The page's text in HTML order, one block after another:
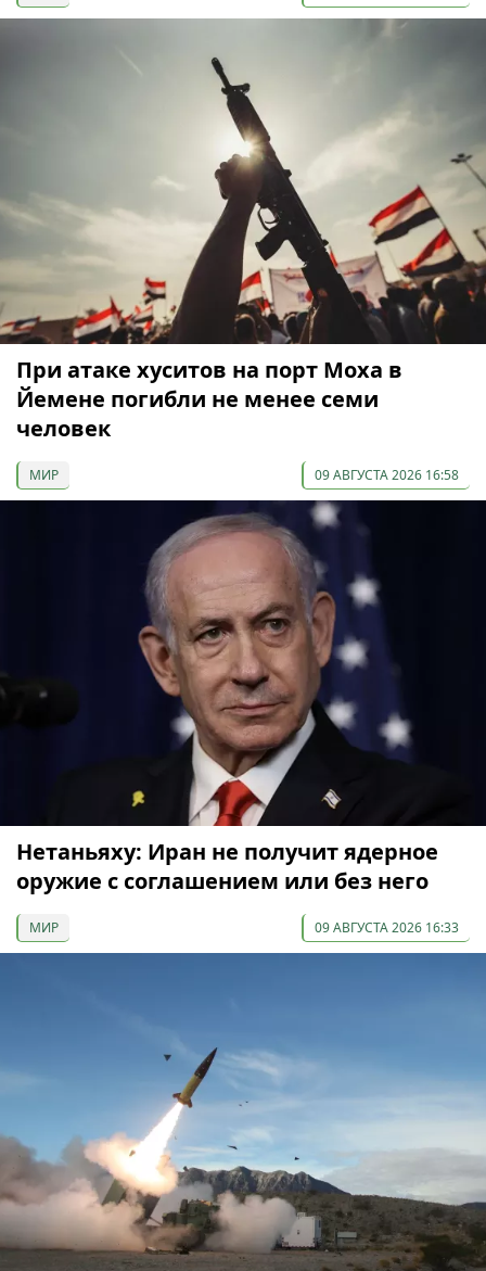
При атаке хуситов на порт Моха в
Йемене погибли не менее семи
человек
МИР 09 АВГУСТА 2026 16:58
Нетаньяху: Иран не получит ядерное
оружие с соглашением или без него
МИР 09 АВГУСТА 2026 16:33